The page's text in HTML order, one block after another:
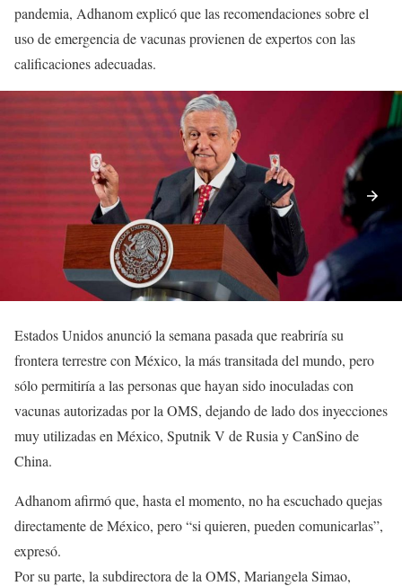
pandemia, Adhanom explicó que las recomendaciones sobre el
uso de emergencia de vacunas provienen de expertos con las
calificaciones adecuadas.
Estados Unidos anunció la semana pasada que reabriría su
frontera terrestre con México, la más transitada del mundo, pero
sólo permitiría a las personas que hayan sido inoculadas con
vacunas autorizadas por la OMS, dejando de lado dos inyecciones
muy utilizadas en México, Sputnik V de Rusia y CanSino de
China.
Adhanom afirmó que, hasta el momento, no ha escuchado quejas
directamente de México, pero “si quieren, pueden comunicarlas”,
expresó.
Por su parte, la subdirectora de la OMS, Mariangela Simao,